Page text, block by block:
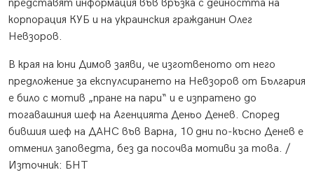
представят информация във връзка с дейността на
корпорация КУБ и на украинския гражданин Олег
Невзоров.
В края на юни Димов заяви, че изготвеното от него
предложение за експулсирането на Невзоров от България
е било с мотив „пране на пари“ и е изпратено до
тогавашния шеф на Агенцията Деньо Денев. Според
бившия шеф на ДАНС във Варна, 10 дни по-късно Денев е
отменил заповедта, без да посочва мотиви за това. /
Източник: БНТ